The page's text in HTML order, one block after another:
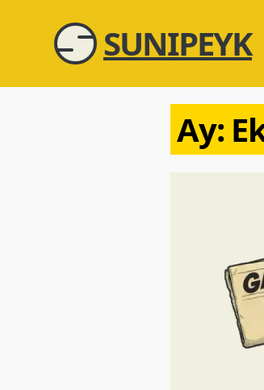
SUNIPEYK
Ay: